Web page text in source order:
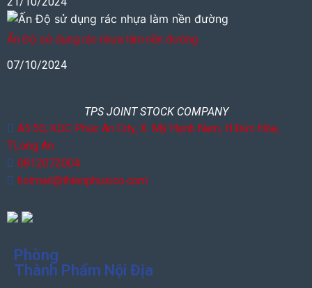
Ấn Độ sử dụng rác nhựa làm nền đường
07/10/2024
TPS JOINT STOCK COMPANY
A5.50, KDC Phúc An City, X. Mỹ Hạnh Nam, H.Đức Hòa,
T.Long An
0812072004
hotmail@thienphusico.com
Phòng
Thành Phẩm Nội Địa